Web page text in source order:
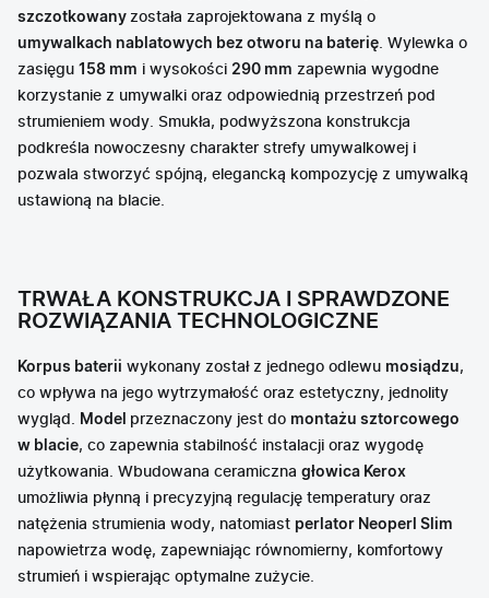
szczotkowany została zaprojektowana z myślą o
umywalkach nablatowych bez otworu na baterię. Wylewka o
zasięgu 158 mm i wysokości 290 mm zapewnia wygodne
korzystanie z umywalki oraz odpowiednią przestrzeń pod
strumieniem wody. Smukła, podwyższona konstrukcja
podkreśla nowoczesny charakter strefy umywalkowej i
pozwala stworzyć spójną, elegancką kompozycję z umywalką
ustawioną na blacie.
TRWAŁA KONSTRUKCJA I SPRAWDZONE
ROZWIĄZANIA TECHNOLOGICZNE
Korpus baterii wykonany został z jednego odlewu mosiądzu,
co wpływa na jego wytrzymałość oraz estetyczny, jednolity
wygląd. Model przeznaczony jest do montażu sztorcowego
w blacie, co zapewnia stabilność instalacji oraz wygodę
użytkowania. Wbudowana ceramiczna głowica Kerox
umożliwia płynną i precyzyjną regulację temperatury oraz
natężenia strumienia wody, natomiast perlator Neoperl Slim
napowietrza wodę, zapewniając równomierny, komfortowy
strumień i wspierając optymalne zużycie.